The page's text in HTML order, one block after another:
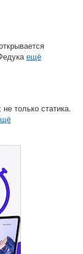
ещё
только статика.